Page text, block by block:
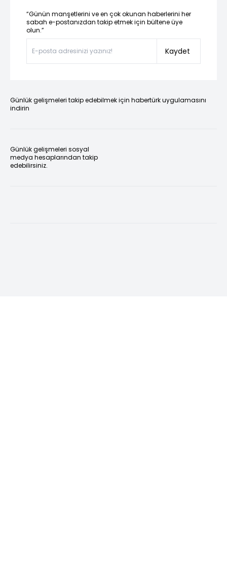
“Günün manşetlerini ve en çok okunan haberlerini her
sabah e-postanızdan takip etmek için bültene üye
olun.”
Kaydet
Günlük gelişmeleri takip edebilmek için habertürk uygulamasını
indirin
Günlük gelişmeleri sosyal
medya hesaplarından takip
edebilirsiniz.